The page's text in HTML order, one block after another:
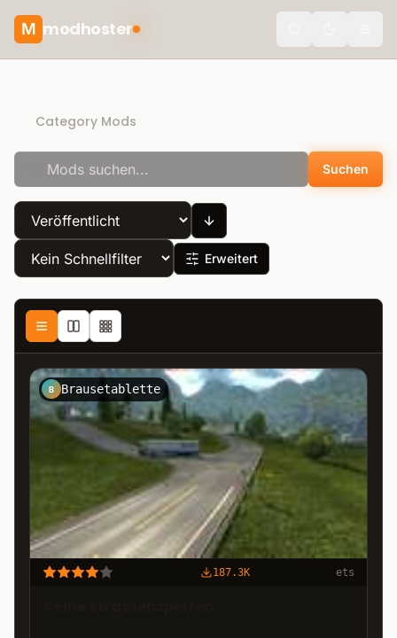
M modhoster
Category Mods
Suchen
Erweitert
B Brausetablette
187.3K ets